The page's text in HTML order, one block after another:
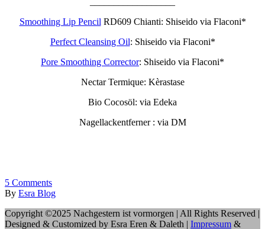
Smoothing Lip Pencil RD609 Chianti: Shiseido via Flaconi*
Perfect Cleansing Oil: Shiseido via Flaconi*
Pore Smoothing Corrector: Shiseido via Flaconi*
Nectar Termique: Kèrastase
Bio Cocosöl: via Edeka
Nagellackentferner : via DM
5 Comments
By Esra Blog
Copyright ©2025 Nachgestern ist vormorgen | All Rights Reserved |
Designed & Customized by Esra Eren & Daleth | Impressum &